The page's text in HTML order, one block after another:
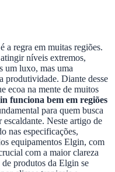
a regra em muitas regiões.
níveis extremos,
um luxo, mas uma
produtividade. Diante desse
ecoa na mente de muitos
funciona bem em regiões
para quem busca
Neste artigo de
nas especificações,
equipamentos Elgin, com
com a maior clareza
produtos da Elgin se